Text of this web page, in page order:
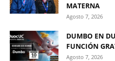
MATERNA
Agosto 7, 2026
DUMBO EN
FUNCIÓN
Agosto 7, 2026